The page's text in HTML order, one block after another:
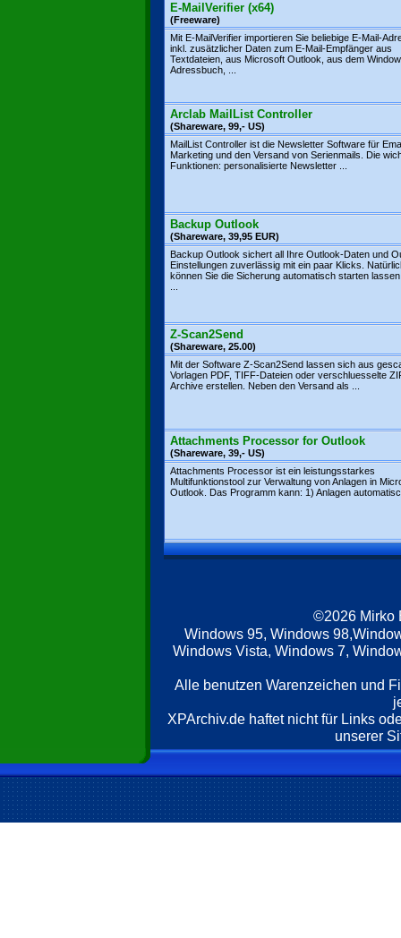
E-MailVerifier (x64)
(Freeware)
Mit E-MailVerifier importieren Sie beliebige E-Mail-
inkl. zusätzlicher Daten zum E-Mail-Empfänger aus
Textdateien, aus Microsoft Outlook, aus dem
Adressbuch, ...
Arclab MailList Controller
(Shareware, 99,- US)
MailList Controller ist die Newsletter Software für
Marketing und den Versand von Serienmails. Die
Funktionen: personalisierte Newsletter ...
Backup Outlook
(Shareware, 39,95 EUR)
Backup Outlook sichert all Ihre Outlook-Daten und
Einstellungen zuverlässig mit ein paar Klicks.
können Sie die Sicherung automatisch starten
Z-Scan2Send
(Shareware, 25.00)
Mit der Software Z-Scan2Send lassen sich aus
Vorlagen PDF, TIFF-Dateien oder verschluesselte
Archive erstellen. Neben den Versand als ...
Attachments Processor for Outlook
(Shareware, 39,- US)
Attachments Processor ist ein leistungsstarkes
Multifunktionstool zur Verwaltung von Anlagen in
Outlook. Das Programm kann: 1) Anlagen
©2026 Mirko
Windows 95, Windows
Windows Vista, Windows 7,
Alle benutzen Warenzeichen und
XPArchiv.de haftet nicht für Links
unserer